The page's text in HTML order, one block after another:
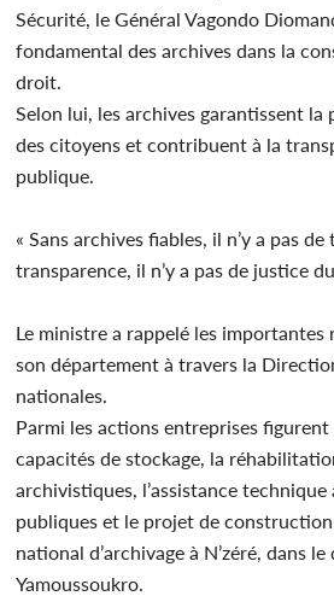
Sécurité, le Général Vagondo
fondamental des archives dans la
droit.
Selon lui, les archives garantissent
des citoyens et contribuent à la
publique.
« Sans archives fiables, il n’y a pas
transparence, il n’y a pas de justice
Le ministre a rappelé les importantes
son département à travers la
nationales.
Parmi les actions entreprises
capacités de stockage, la
archivistiques, l’assistance
publiques et le projet de construction
national d’archivage à N’zéré, dans
Yamoussoukro.